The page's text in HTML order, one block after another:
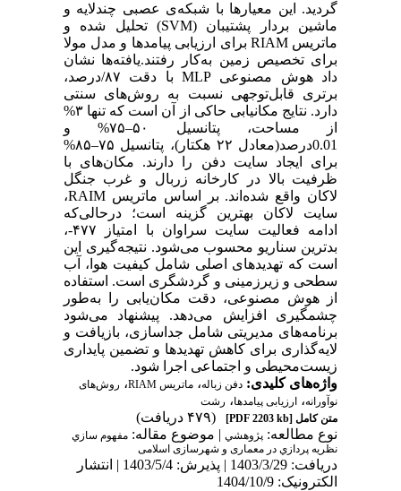
گردید. این معیارها با شبکه‌ی عصبی چندلایه و
ماشین بردار پشتیبان (SVM) تحلیل شده و
ماتریس RIAM برای ارزیابی پیامدها و مدل مولا
برای تخصیص زمین به‌کار رفتند.یافته‌ها نشان
داد هوش مصنوعی MLP با دقت ۸۷/درصد،
برتری قابل‌توجهی نسبت به روش‌های سنتی
دارد. نتایج مکانیابی حاکی از آن است که تنها ۳%
از مساحت، پتانسیل ۵۰–۷۵% و
0.01درصد(معادل ۲۲ هکتار)، پتانسیل ۷۵–۸۵%
برای ایجاد سایت دفن را دارند. مکان‌های با
ظرفیت بالا در کارخانه زربال و غرب جنگل
لاکان واقع شده‌اند. بر اساس ماتریس RAIM،
سایت لاکان بهترین گزینه است؛ درحالی‌که
ادامه فعالیت سایت سراوان با امتیاز ۴۷۷-،
بدترین سناریو محسوب می‌شود. نتیجه‌گیری این
است که تهدیدهای اصلی شامل کیفیت هوا، آب
سطحی و زیرزمینی و گردشگری است. استفاده
از هوش مصنوعی، دقت مکان‌یابی را به‌طور
چشمگیری افزایش می‌دهد. پیشنهاد می‌شود
برنامه‌های مدیریتی شامل جداسازی، بازیافت و
لایه‌گذاری برای کاهش تهدیدها و تضمین پایداری
زیست‌محیطی و اجتماعی اجرا شود.
واژه‌های کلیدی: دفن زباله، ماتریس RIAM ، روش‌های
نوآورانه، ارزیابی پیامدها، رشت
متن کامل[PDF 2203 kb]
(۴۷۹ دریافت)
نوع مطالعه: پژوهشي| موضوع مقاله: مفهوم سازي
نظريه پردازي در معماری و شهرسازی اسلامی
دریافت: 1403/3/29 | پذیرش: 1403/5/4 | انتشار
الکترونیک: 1404/10/9